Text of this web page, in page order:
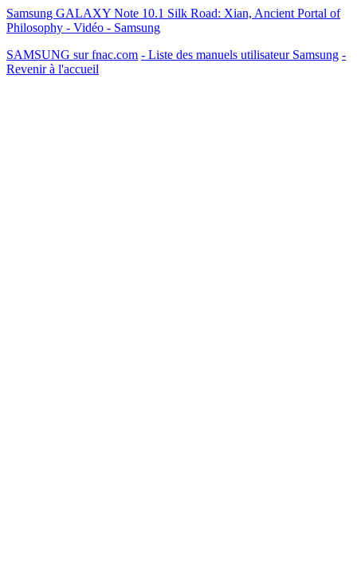
Samsung GALAXY Note 10.1 Silk Road: Xian, Ancient Portal of
Philosophy - Vidéo - Samsung
SAMSUNG sur fnac.com - Liste des manuels utilisateur Samsung -
Revenir à l'accueil